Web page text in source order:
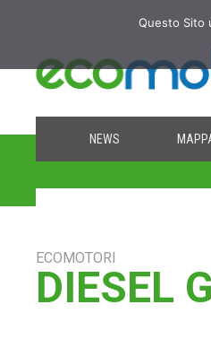
NEWS
ECOMOTORI
DIESEL
Questo Sito